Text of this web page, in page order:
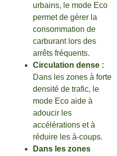
urbains, le mode Eco
permet de gérer la
consommation de
carburant lors des
arrêts fréquents.
Circulation dense :
Dans les zones à forte
densité de trafic, le
mode Eco aide à
adoucir les
accélérations et à
réduire les à-coups.
Dans les zones